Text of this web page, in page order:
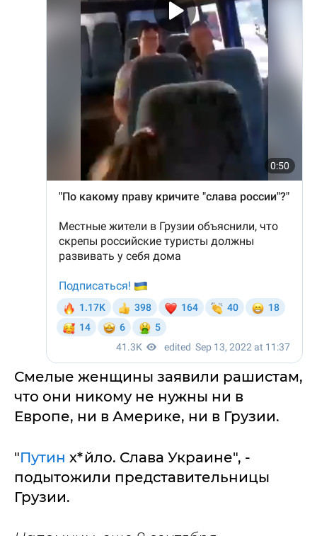
Смелые женщины заявили рашистам,
что они никому не нужны ни в
Европе, ни в Америке, ни в Грузии.
"Путин х*йло. Слава Украине", -
подытожили представительницы
Грузии.